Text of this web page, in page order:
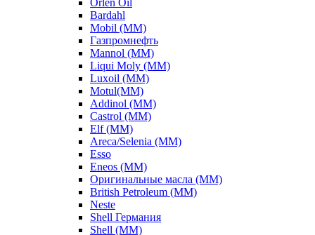
Orlen Oil
Bardahl
Mobil (ММ)
Газпромнефть
Mannol (ММ)
Liqui Moly (ММ)
Luxoil (ММ)
Motul(ММ)
Addinol (ММ)
Castrol (ММ)
Elf (ММ)
Areca/Selenia (ММ)
Esso
Eneos (ММ)
Оригинальные масла (ММ)
British Petroleum (ММ)
Neste
Shell Германия
Shell (ММ)